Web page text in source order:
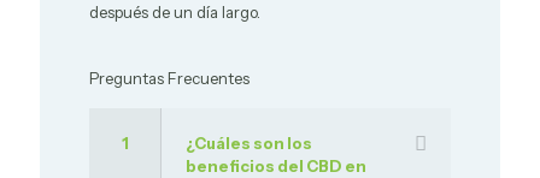
después de un día largo.
Preguntas Frecuentes
1
¿Cuáles son los
beneficios del CBD en